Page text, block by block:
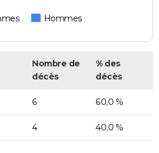
Hommes
Nombre de
décès
% des
décès
6 60,0 %
4 40,0 %